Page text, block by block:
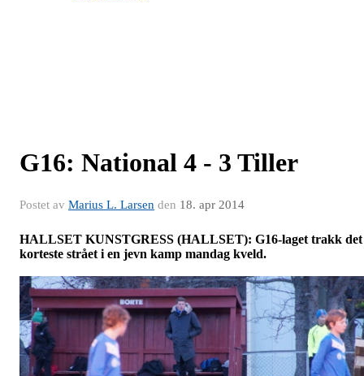
G16: National 4 - 3 Tiller
Postet av Marius L. Larsen den 18. apr 2014
HALLSET KUNSTGRESS (HALLSET): G16-laget trakk det
korteste strået i en jevn kamp mandag kveld.